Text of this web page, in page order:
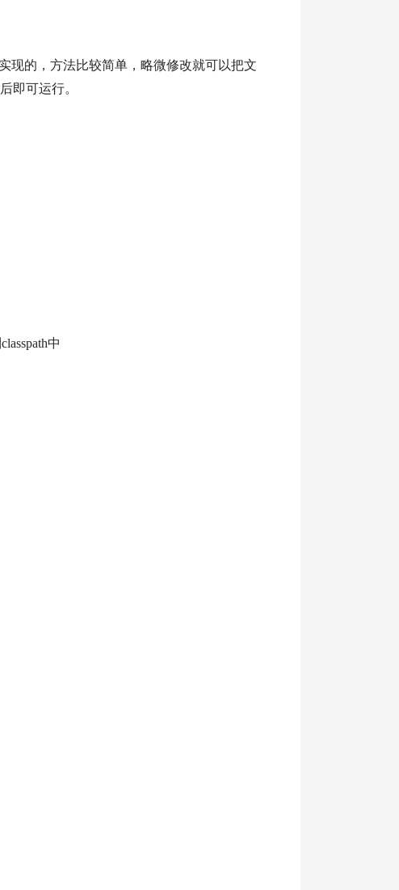
现的，方法比较简单，略微修改就可以把文
即可运行。
中